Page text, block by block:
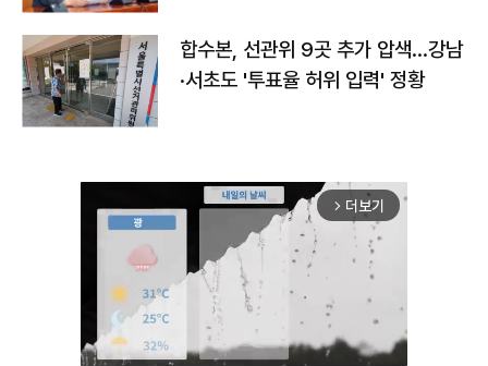
합수본, 선관위 9곳 추가 압색…강남
·서초도 '투표율 허위 입력' 정황
arrow_forward_ios 더보기